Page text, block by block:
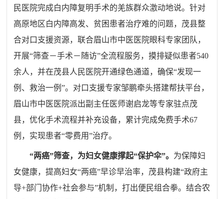
民医院完成白内障复明手术的羌族群众激动地说。针对
高原地区白内障高发、贫困患者治疗难的问题，茂县整
合对口支援资源，联合眉山市中医医院眼科专家团队，
开展“筛查－手术－随访”全流程服务，摸排疑似患者540
余人，并在茂县人民医院开通绿色通道，确保“发现一
例、救治一例”。对口支援专家邹鹏牵头搭建帮扶平台，
眉山市中医医院派出副主任医师谢启龙等专家驻点茂
县，优化手术流程并补充设备，累计完成免费手术67
例，实现患者“零费用”治疗。
“两癌”筛查，为妇女健康撑起“保护伞”。 为保障妇
女健康，提高妇女“两癌”早诊早治率，茂县构建“政府主
导+部门协作+社会参与”机制，打出便民组合拳。结合农